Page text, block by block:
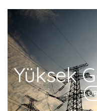
Yüksek